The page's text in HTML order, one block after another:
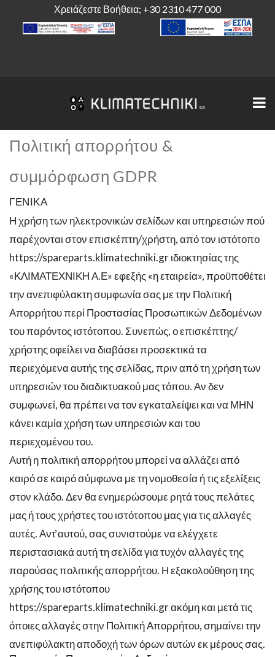
Χρειάζεστε Βοήθεια; +30 2310 477 000
Πολιτική απορρήτου &
συμμόρφωση GDPR
ΓΕΝΙΚΑ
Η χρήση των ηλεκτρονικών σελίδων και υπηρεσιών πού
παρέχονται στον επισκέπτη/χρήστη, από τον ιστότοπο
https://spareparts.klimatechniki.gr ιδιοκτησίας της
«ΚΛΙΜΑΤΕΧΝΙΚΗ Α.Ε» εφεξής «η εταιρεία», προϋποθέτει
την ανεπιφύλακτη συμφωνία σας με την Πολιτική
Απορρήτου περί Προστασίας Προσωπικών Δεδομένων
του παρόντος ιστότοπου. Συνεπώς, ο επισκέπτης/
χρήστης οφείλει να διαβάσει προσεκτικά τα
περιεχόμενα αυτής της σελίδας, πριν από τη χρήση των
υπηρεσιών του διαδικτυακού μας τόπου. Αν δεν
συμφωνεί, θα πρέπει να τον εγκαταλείψει και να ΜΗΝ
κάνει καμία χρήση των υπηρεσιών και του
περιεχομένου του.
Αυτή η πολιτική απορρήτου μπορεί να αλλάζει από
καιρό σε καιρό σύμφωνα με τη νομοθεσία ή τις εξελίξεις
στον κλάδο. Δεν θα ενημερώσουμε ρητά τους πελάτες
μας ή τους χρήστες του ιστότοπου μας για τις αλλαγές
αυτές. Αντ̓ αυτού, σας συνιστούμε να ελέγχετε
περιστασιακά αυτή τη σελίδα για τυχόν αλλαγές της
παρούσας πολιτικής απορρήτου. Η εξακολούθηση της
χρήσης του ιστότοπου
https://spareparts.klimatechniki.gr ακόμη και μετά τις
όποιες αλλαγές στην Πολιτική Απορρήτου, σημαίνει την
ανεπιφύλακτη αποδοχή των όρων αυτών εκ μέρους σας.